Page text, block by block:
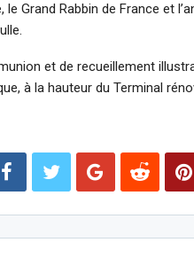
le Grand Rabbin de France et
et de recueillement
à la hauteur du Terminal